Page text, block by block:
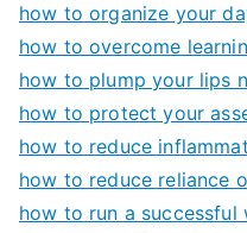
how to organize your
how to overcome
how to plump your lips
how to protect your
how to reduce
how to reduce reliance
how to run a successful